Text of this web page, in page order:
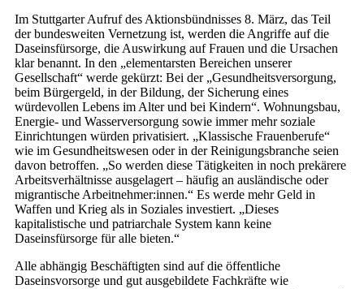
Im Stuttgarter Aufruf des Aktionsbündnisses 8. März, das Teil
der bundesweiten Vernetzung ist, werden die Angriffe auf die
Daseinsfürsorge, die Auswirkung auf Frauen und die Ursachen
klar benannt. In den „elementarsten Bereichen unserer
Gesellschaft“ werde gekürzt: Bei der „Gesundheitsversorgung,
beim Bürgergeld, in der Bildung, der Sicherung eines
würdevollen Lebens im Alter und bei Kindern“. Wohnungsbau,
Energie- und Wasserversorgung sowie immer mehr soziale
Einrichtungen würden privatisiert. „Klassische Frauenberufe“
wie im Gesundheitswesen oder in der Reinigungsbranche seien
davon betroffen. „So werden diese Tätigkeiten in noch prekärere
Arbeitsverhältnisse ausgelagert – häufig an ausländische oder
migrantische Arbeitnehmer:innen.“ Es werde mehr Geld in
Waffen und Krieg als in Soziales investiert. „Dieses
kapitalistische und patriarchale System kann keine
Daseinsfürsorge für alle bieten.“
Alle abhängig Beschäftigten sind auf die öffentliche
Daseinsvorsorge und gut ausgebildete Fachkräfte wie